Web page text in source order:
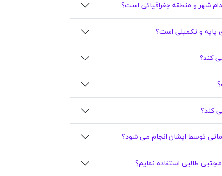
شهر و منطقه جغرافیائی است؟
پایه و تکمیلی است؟
کند؟
کند؟
توسط ایشان انجام می شود؟
مجتبی طالبی استفاده نمایم؟